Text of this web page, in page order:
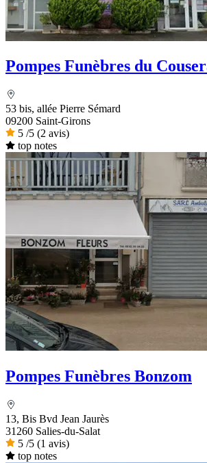
Pompes Funèbres du
53 bis, allée Pierre Sémard
09200 Saint-Girons
5 /5 (2 avis)
top notes
Pompes Funèbres Bonzom
13, Bis Bvd Jean Jaurès
31260 Salies-du-Salat
5 /5 (1 avis)
top notes